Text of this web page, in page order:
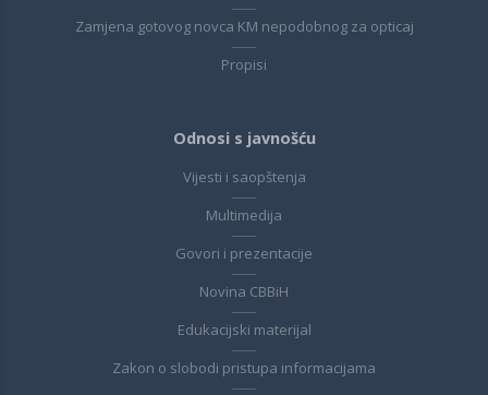
Zamjena gotovog novca KM nepodobnog za opticaj
Propisi
Odnosi s javnošću
Vijesti i saopštenja
Multimedija
Govori i prezentacije
Novina CBBiH
Edukacijski materijal
Zakon o slobodi pristupa informacijama